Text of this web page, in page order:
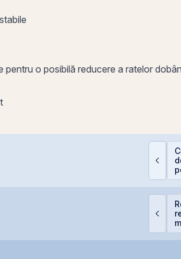
o posibilă reducere a ratelor